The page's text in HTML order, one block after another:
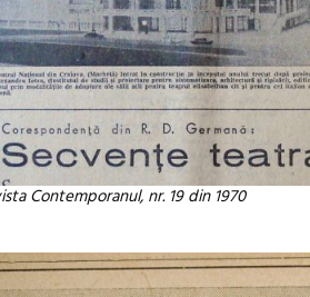
Contemporanul, nr. 19 din 1970